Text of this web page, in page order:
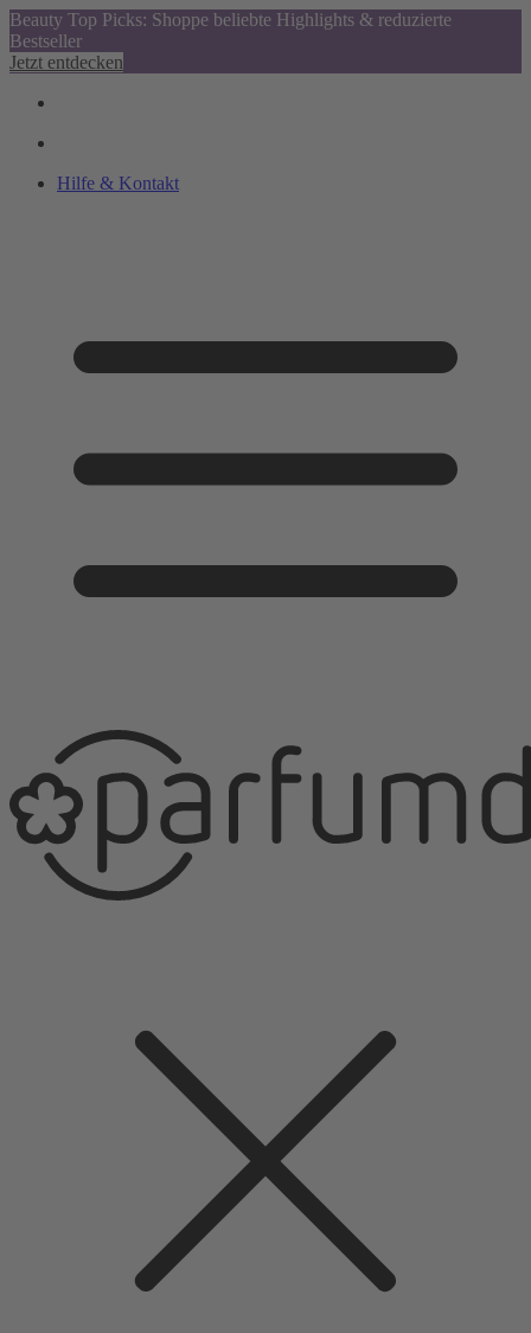
Beauty Top Picks: Shoppe beliebte Highlights & reduzierte
Bestseller
Jetzt entdecken
Hilfe & Kontakt